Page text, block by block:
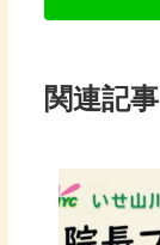
関連記事